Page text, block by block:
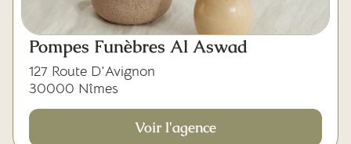
Pompes Funèbres Al Aswad
127 Route D'Avignon
30000 Nîmes
Voir l'agence